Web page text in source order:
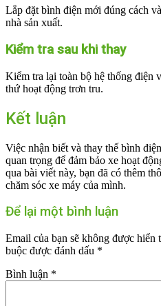
Lắp đặt bình điện mới đúng cách
nhà sản xuất.
Kiểm tra sau khi thay
Kiểm tra lại toàn bộ hệ thống điện
thứ hoạt động trơn tru.
Kết luận
Việc nhận biết và thay thế bình
quan trọng để đảm bảo xe hoạt
qua bài viết này, bạn đã có thêm
chăm sóc xe máy của mình.
Để lại một bình luận
Email của bạn sẽ không được hiển
buộc được đánh dấu *
Bình luận *